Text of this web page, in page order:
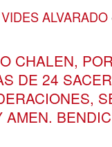
ALVARADO
CHALEN,
DE 24